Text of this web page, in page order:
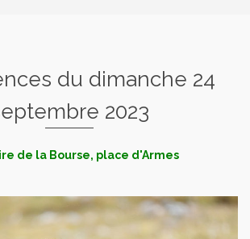
du dimanche 24
2023
de la Bourse, place d'Armes